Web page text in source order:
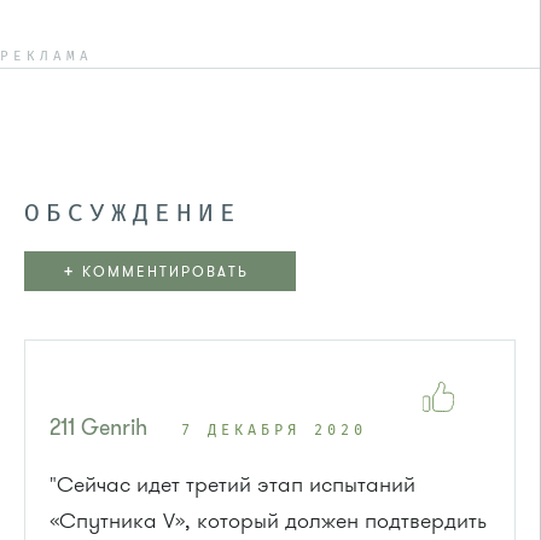
РЕКЛАМА
ОБСУЖДЕНИЕ
+ КОММЕНТИРОВАТЬ
211 Genrih 7 ДЕКАБРЯ 2020
"Сейчас идет третий этап испытаний
«Спутника V», который должен подтвердить